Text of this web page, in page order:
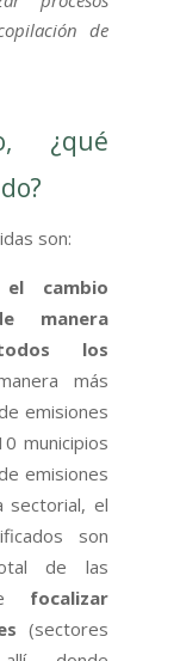
de
¿qué
son:
cambio
manera
los
más
emisiones
municipios
emisiones
sectorial, el
son
de las
focalizar
(sectores